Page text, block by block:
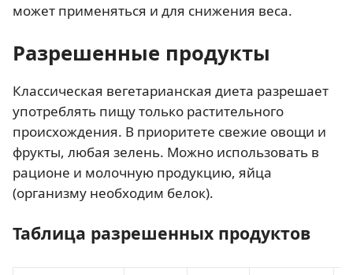
может применяться и для снижения веса.
Разрешенные продукты
Классическая вегетарианская диета разрешает
употреблять пищу только растительного
происхождения. В приоритете свежие овощи и
фрукты, любая зелень. Можно использовать в
рационе и молочную продукцию, яйца
(организму необходим белок).
Таблица разрешенных продуктов